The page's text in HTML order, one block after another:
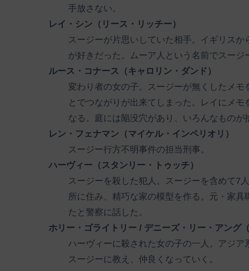
手放さない。
レイ・シン（リース・リッチー）
スージーが片思いしていた相手。イギリス
が好きだった。ムーア人という名前でスージ
ルース・コナース（キャロリン・ダンド）
変わり者の女の子。スージーが無くしたメ
とでつながりが出来てしまった。レイにメ
なる。庭には陥没穴があり、いろんなものが
レン・フェナマン（マイケル・インペリオリ）
スージー行方不明事件の担当刑事。
ハーヴィー（スタンリー・トゥッチ）
スージーを殺した犯人。スージーを含めて7
所に住み、精巧な家の模型を作る。元・家
たと警察に話した。
ホリー・ゴライトリー / デニーズ・リー・アング
ハーヴィーに殺された女の子の一人。アジ
スージーに教え、仲良くなっていく。